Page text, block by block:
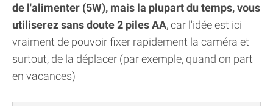
de l'alimenter (5W), mais la plupart du temps, vous
utiliserez sans doute 2 piles AA, car l'idée est ici
vraiment de pouvoir fixer rapidement la caméra et
surtout, de la déplacer (par exemple, quand on part
en vacances)